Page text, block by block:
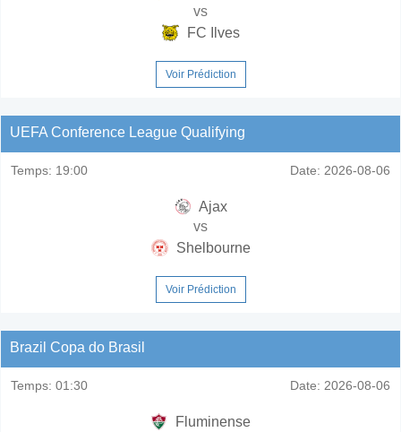
vs
FC Ilves
Voir Prédiction
UEFA Conference League Qualifying
Temps: 19:00 Date: 2026-08-06
Ajax
vs
Shelbourne
Voir Prédiction
Brazil Copa do Brasil
Temps: 01:30 Date: 2026-08-06
Fluminense